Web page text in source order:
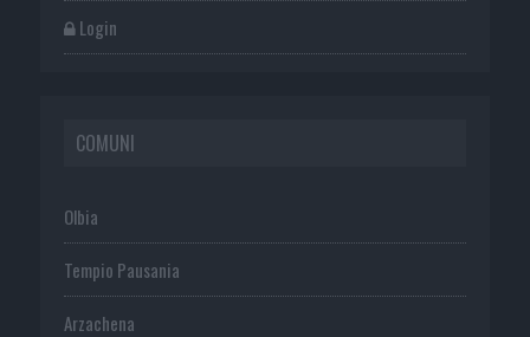
Login
COMUNI
Olbia
Tempio Pausania
Arzachena